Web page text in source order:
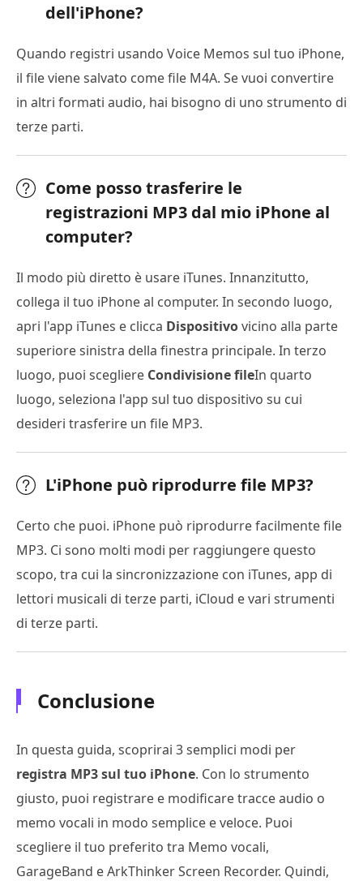
dell'iPhone?
Quando registri usando Voice Memos sul tuo iPhone,
il file viene salvato come file M4A. Se vuoi convertire
in altri formati audio, hai bisogno di uno strumento di
terze parti.
Come posso trasferire le
registrazioni MP3 dal mio iPhone al
computer?
Il modo più diretto è usare iTunes. Innanzitutto,
collega il tuo iPhone al computer. In secondo luogo,
apri l'app iTunes e clicca Dispositivovicino alla parte
superiore sinistra della finestra principale. In terzo
luogo, puoi scegliere Condivisione fileIn quarto
luogo, seleziona l'app sul tuo dispositivo su cui
desideri trasferire un file MP3.
L'iPhone può riprodurre file MP3?
Certo che puoi. iPhone può riprodurre facilmente file
MP3. Ci sono molti modi per raggiungere questo
scopo, tra cui la sincronizzazione con iTunes, app di
lettori musicali di terze parti, iCloud e vari strumenti
di terze parti.
Conclusione
In questa guida, scoprirai 3 semplici modi per
registra MP3 sul tuo iPhone. Con lo strumento
giusto, puoi registrare e modificare tracce audio o
memo vocali in modo semplice e veloce. Puoi
scegliere il tuo preferito tra Memo vocali,
GarageBand e ArkThinker Screen Recorder. Quindi,